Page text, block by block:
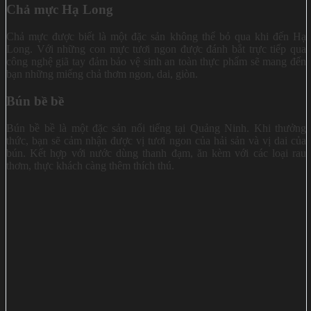
Chả mực Hạ Long
Chả mực được biết là một đặc sản không thể bỏ qua khi đến Hạ
Long. Với những con mực tươi ngon được đánh bắt trực tiếp qua
công nghệ giã tay đảm bảo vệ sinh an toàn thực phẩm sẽ mang đến
bạn những miếng chả thơm ngon, dai, giòn.
Bún bề bề
Bún bề bề là một đặc sản nổi tiếng tại Quảng Ninh. Khi thưởng
thức, bạn sẽ cảm nhận được vị tươi ngon của hải sản và vị dai của
bún. Kết hợp với nước dùng thanh đạm, ăn kèm với các loại rau
thơm, thực khách càng thêm thích thú.